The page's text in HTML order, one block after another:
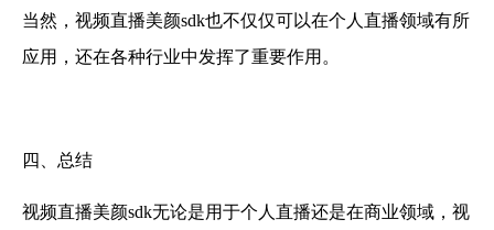
当然，视频直播美颜sdk也不仅仅可以在个人直播领域有所
应用，还在各种行业中发挥了重要作用。
四、总结
视频直播美颜sdk无论是用于个人直播还是在商业领域，视